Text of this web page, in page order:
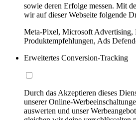
sowie deren Erfolge messen. Mit
wir auf dieser Webseite folgende
Meta-Pixel, Microsoft Advertising,
Produktempfehlungen, Ads
Erweitertes Conversion-Tracking
Durch das Akzeptieren dieses
unserer Online-
auswerten und unser